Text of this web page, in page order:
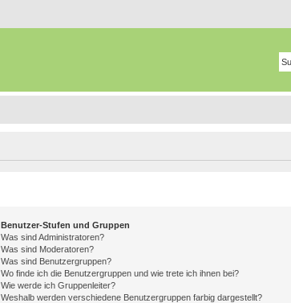
Benutzer-Stufen und Gruppen
Was sind Administratoren?
Was sind Moderatoren?
Was sind Benutzergruppen?
Wo finde ich die Benutzergruppen und wie trete ich ihnen bei?
Wie werde ich Gruppenleiter?
Weshalb werden verschiedene Benutzergruppen farbig dargestellt?